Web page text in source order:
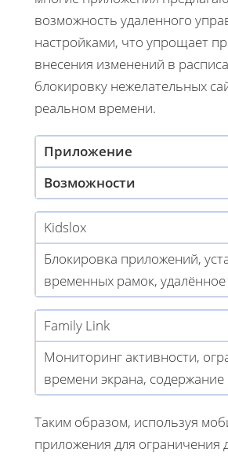
возможность удаленного
настройками, что упрощает
внесения изменений в
блокировку нежелательных
реальном времени.
Приложение
Возможности
Kidslox
Блокировка приложений,
временных рамок,
Family Link
Мониторинг активности,
времени экрана, содержание
Таким образом, используя
приложения для ограничения